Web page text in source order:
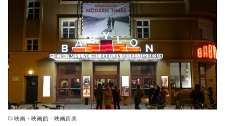
映画・映画館・映画音楽